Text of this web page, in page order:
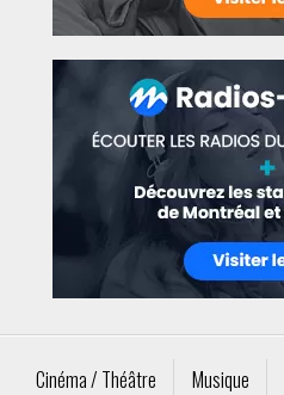
Cinéma / Théâtre Musique